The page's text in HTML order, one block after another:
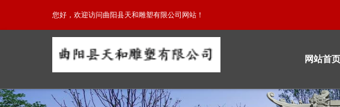
您好，欢迎访问曲阳县天和雕塑有限公司网站！
网站首页